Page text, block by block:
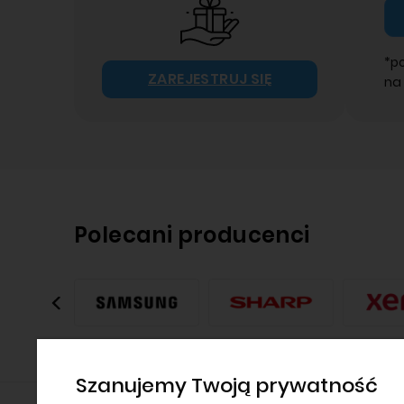
ZAREJESTRUJ SIĘ
na
Polecani producenci
Szanujemy Twoją prywatność